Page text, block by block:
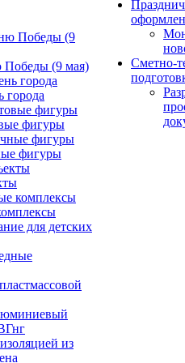
Победы (9 мая)
города
фигуры
фигуры
комплексы
для детских
из
Сметно-